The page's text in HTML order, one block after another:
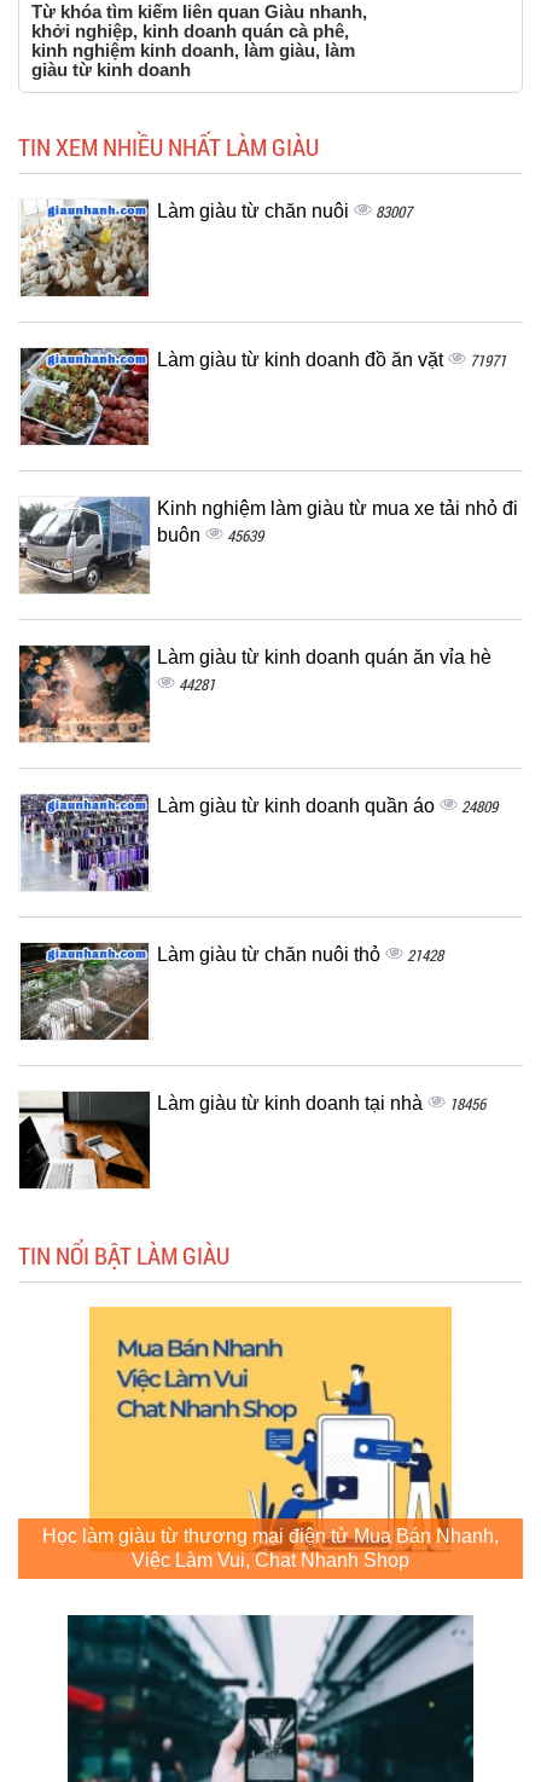
Từ khóa tìm kiếm liên quan Giàu nhanh,
khởi nghiệp, kinh doanh quán cà phê,
kinh nghiệm kinh doanh, làm giàu, làm
giàu từ kinh doanh
TIN XEM NHIỀU NHẤT LÀM GIÀU
Làm giàu từ chăn nuôi 83007
Làm giàu từ kinh doanh đồ ăn vặt 71971
Kinh nghiệm làm giàu từ mua xe tải nhỏ đi
buôn
45639
Làm giàu từ kinh doanh quán ăn vỉa hè
44281
Làm giàu từ kinh doanh quần áo 24809
Làm giàu từ chăn nuôi thỏ 21428
Làm giàu từ kinh doanh tại nhà 18456
TIN NỔI BẬT LÀM GIÀU
Học làm giàu từ thương mại điện tử Mua Bán Nhanh,
Việc Làm Vui, Chat Nhanh Shop